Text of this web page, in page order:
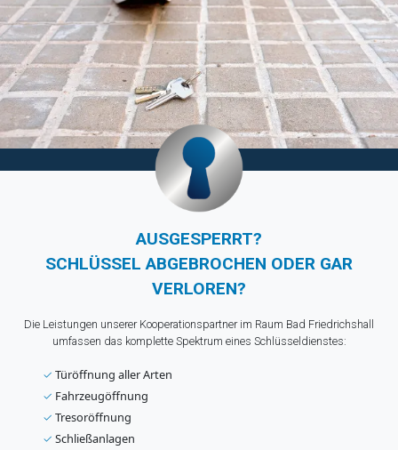
AUSGESPERRT?
SCHLÜSSEL ABGEBROCHEN ODER GAR
VERLOREN?
Die Leistungen unserer Kooperationspartner im Raum Bad Friedrichshall
umfassen das komplette Spektrum eines Schlüsseldienstes:
✓ Türöffnung aller Arten
✓ Fahrzeugöffnung
✓ Tresoröffnung
✓ Schließanlagen